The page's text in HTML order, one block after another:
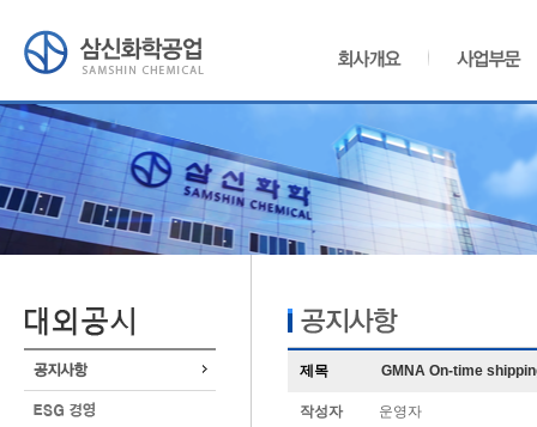
제목 GMNA On-time
작성자 운영자